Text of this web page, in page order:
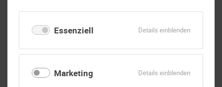
Essenziell Details einblendenfür
Marketing Details einblendenfür
Dies verursacht nicht nur unnötig viel Arbeit, sondern ist